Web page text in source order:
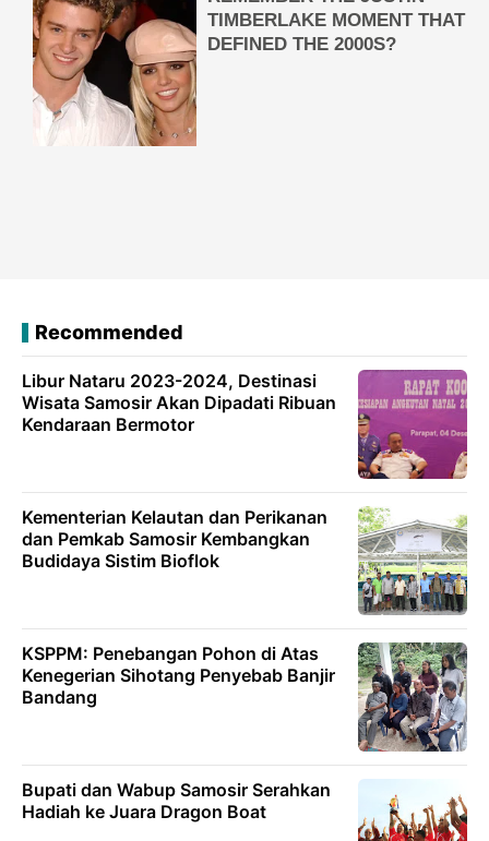
Recommended
Libur Nataru 2023-2024, Destinasi
Wisata Samosir Akan Dipadati Ribuan
Kendaraan Bermotor
Kementerian Kelautan dan Perikanan
dan Pemkab Samosir Kembangkan
Budidaya Sistim Bioflok
KSPPM: Penebangan Pohon di Atas
Kenegerian Sihotang Penyebab Banjir
Bandang
Bupati dan Wabup Samosir Serahkan
Hadiah ke Juara Dragon Boat